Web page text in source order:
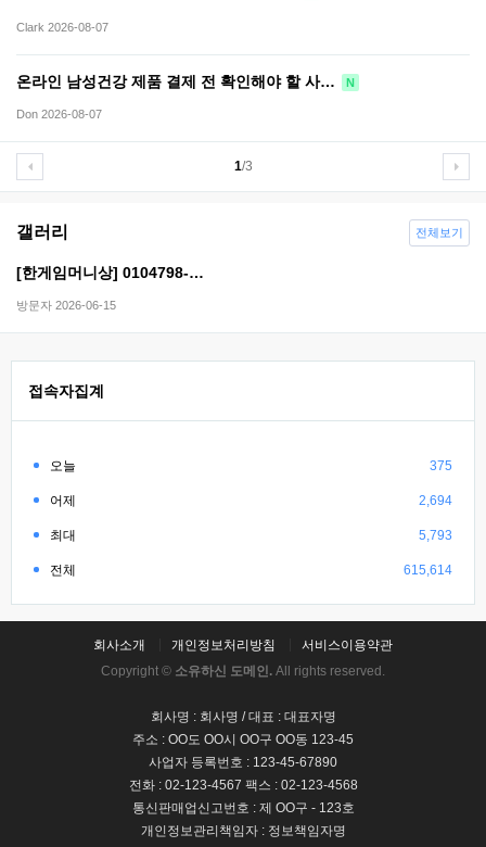
Clark 2026-08-07
온라인 남성건강 제품 결제 전 확인해야 할 사… N
Don 2026-08-07
1/3
갤러리
[한​게임​머니​상] 01​04​79​8-​…
방문자 2026-06-15
전체보기
접속자집계
오늘 375
어제 2,694
최대 5,793
전체 615,614
회사소개 개인정보처리방침
서비스이용약관
Copyright © 소유하신 도메인. All rights reserved.
회사명 : 회사명 / 대표 : 대표자명
주소 : OO도 OO시 OO구 OO동 123-45
사업자 등록번호 : 123-45-67890
전화 : 02-123-4567 팩스 : 02-123-4568
통신판매업신고번호 : 제 OO구 - 123호
개인정보관리책임자 : 정보책임자명